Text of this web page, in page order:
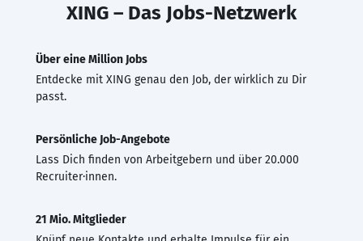
XING – Das Jobs-Netzwerk
Über eine Million Jobs
Entdecke mit XING genau den Job, der wirklich zu Dir
passt.
Persönliche Job-Angebote
Lass Dich finden von Arbeitgebern und über 20.000
Recruiter·innen.
21 Mio. Mitglieder